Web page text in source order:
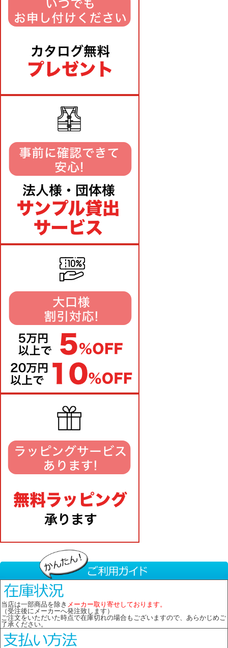
当店は一部商品を除き メーカー取り寄せしております。
（受注後にメーカーへ発注致します）
ご注文をいただいた時点で在庫切れの場合もございますので、あらかじめご
了承ください。